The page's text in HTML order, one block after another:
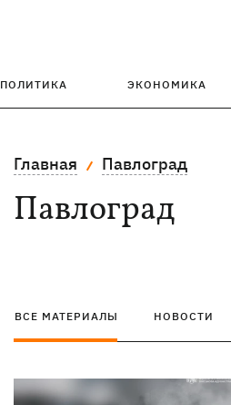
ПОЛИТИКА ЭКОНОМИКА
Главная Павлоград
Павлоград
ВСЕ МАТЕРИАЛЫ НОВОСТИ